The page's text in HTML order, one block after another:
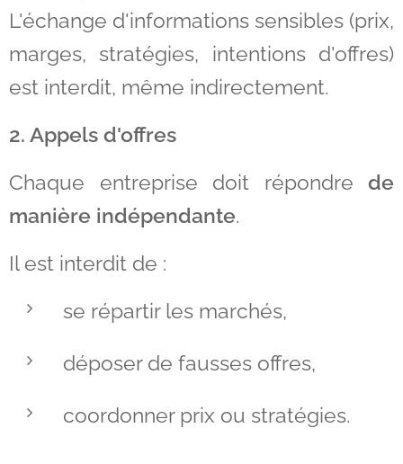
L'échange d'informations sensibles (prix,
marges, stratégies, intentions d'offres)
est interdit, même indirectement.
2. Appels d'offres
Chaque entreprise doit répondre de
manière indépendante.
Il est interdit de :
se répartir les marchés,
déposer de fausses offres,
coordonner prix ou stratégies.